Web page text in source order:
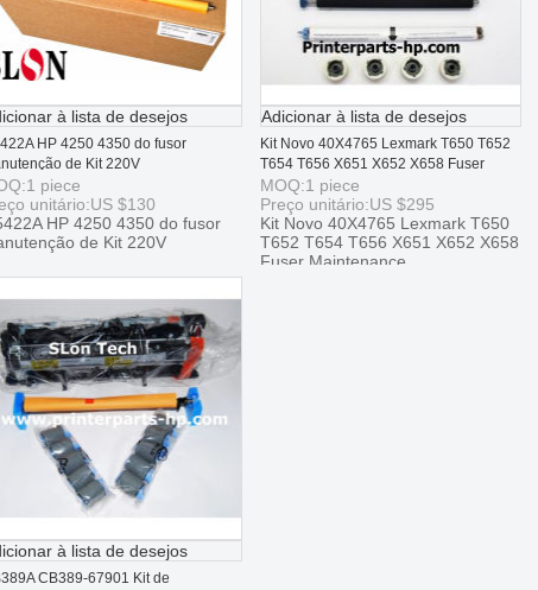
à lista de desejos
HP 4250 4350 do fusor
de Kit 220V
1 piece
unitário:US $130
HP 4250 4350 do fusor
de Kit 220V
Adicionar à lista de desejos
Kit Novo 40X4765 Lexmark T650 T652
T654 T656 X651 X652 X658 Fuser
Maintenance
MOQ:1 piece
Preço unitário:US $295
Kit Novo 40X4765 Lexmark T650
T652 T654 T656 X651 X652 X658
Fuser Maintenance
à lista de desejos
CB389-67901 Kit de